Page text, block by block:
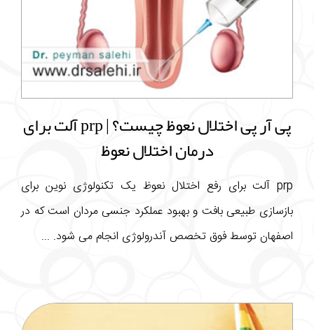
پی آر پی اختلال نعوظ چیست؟ | prp آلت برای
درمان اختلال نعوظ
prp آلت برای رفع اختلال نعوظ یک تکنولوژی نوین برای
بازسازی طبیعی بافت و بهبود عملکرد جنسی مردان است که در
اصفهان توسط فوق تخصص آندرولوژی انجام می شود. ...